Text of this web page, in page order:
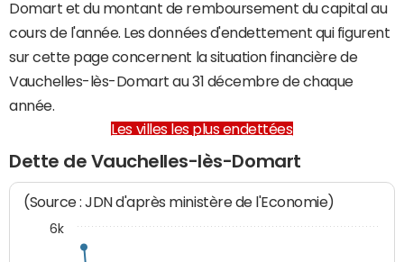
Domart et du montant de remboursement du capital au
cours de l'année. Les données d'endettement qui figurent
sur cette page concernent la situation financière de
Vauchelles-lès-Domart au 31 décembre de chaque
année.
Les villes les plus endettées
Dette de Vauchelles-lès-Domart
(Source : JDN d'après ministère de l'Economie)
6k